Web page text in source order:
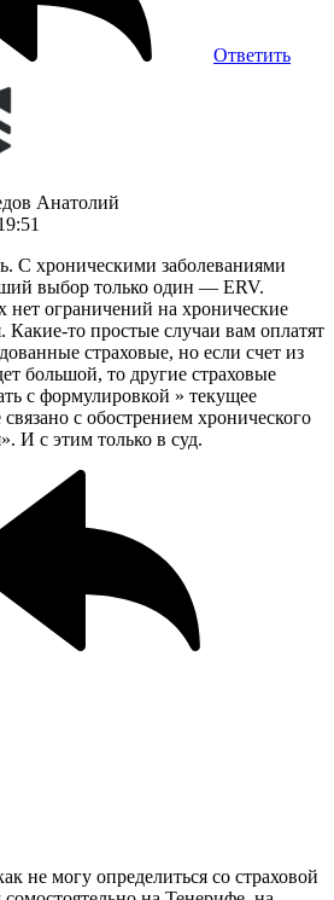
Ответить
Анатолий
С хроническими заболеваниями
выбор только один — ERV.
нет ограничений на хронические
Какие-то простые случаи вам оплатят
страховые, но если счет из
большой, то другие страховые
с формулировкой » текущее
связано с обострением хронического
И с этим только в суд.
не могу определиться со страховой